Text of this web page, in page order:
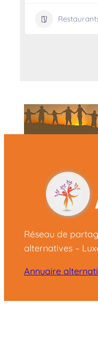
Réseau de
alternatives –
Annuaire